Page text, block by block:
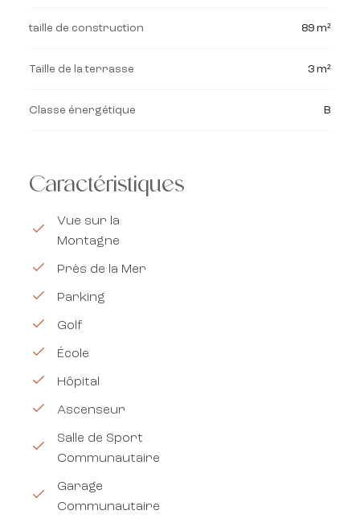
taille de construction 89 m²
Taille de la terrasse 3 m²
Classe énergétique B
Caractéristiques
Vue sur la
Montagne
Près de la Mer
Parking
Golf
École
Hôpital
Ascenseur
Salle de Sport
Communautaire
Garage
Communautaire